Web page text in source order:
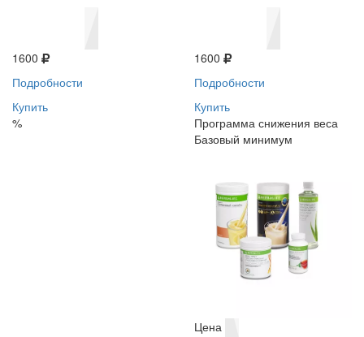
1600
Подробности
Купить
%
1600
Подробности
Купить
Программа снижения веса
Базовый минимум
Цена